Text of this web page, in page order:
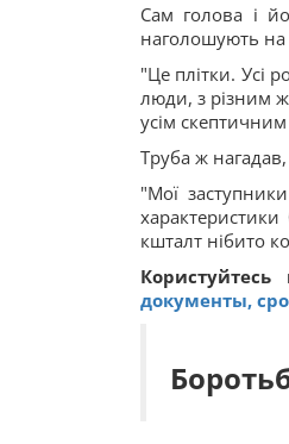
Сам голова і
наголошують на
"Це плітки. Усі
люди, з різним
усім
Труба ж
"Мої
кшталт нібито
Користуйтесь
документы,